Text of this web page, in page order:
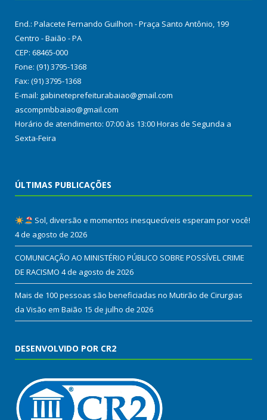
End.: Palacete Fernando Guilhon - Praça Santo Antônio, 199
Centro - Baião - PA
CEP: 68465-000
Fone: (91) 3795-1368
Fax: (91) 3795-1368
E-mail: gabineteprefeiturabaiao@gmail.com
ascompmbbaiao@gmail.com
Horário de atendimento: 07:00 às 13:00 Horas de Segunda a
Sexta-Feira
ÚLTIMAS PUBLICAÇÕES
Sol, diversão e momentos inesquecíveis esperam por você!
4 de agosto de 2026
COMUNICAÇÃO AO MINISTÉRIO PÚBLICO SOBRE POSSÍVEL CRIME
DE RACISMO 4 de agosto de 2026
Mais de 100 pessoas são beneficiadas no Mutirão de Cirurgias
da Visão em Baião 15 de julho de 2026
DESENVOLVIDO POR CR2